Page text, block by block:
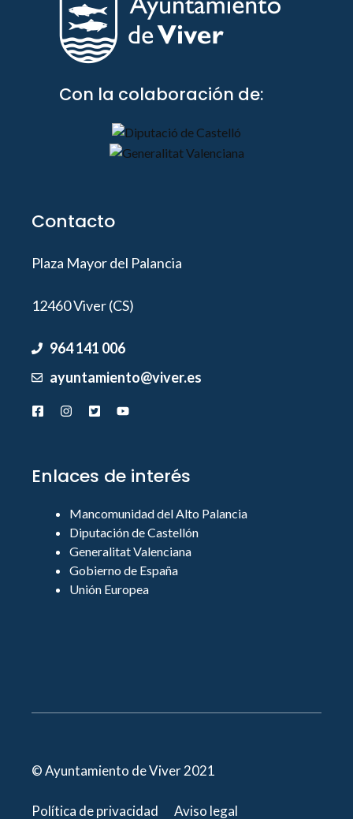
Con la colaboración de:
Contacto
Plaza Mayor del Palancia
12460 Viver (CS)
964 141 006
ayuntamiento@viver.es
Enlaces de interés
Mancomunidad del Alto Palancia
Diputación de Castellón
Generalitat Valenciana
Gobierno de España
Unión Europea
© Ayuntamiento de Viver 2021
Política de privacidad Aviso legal